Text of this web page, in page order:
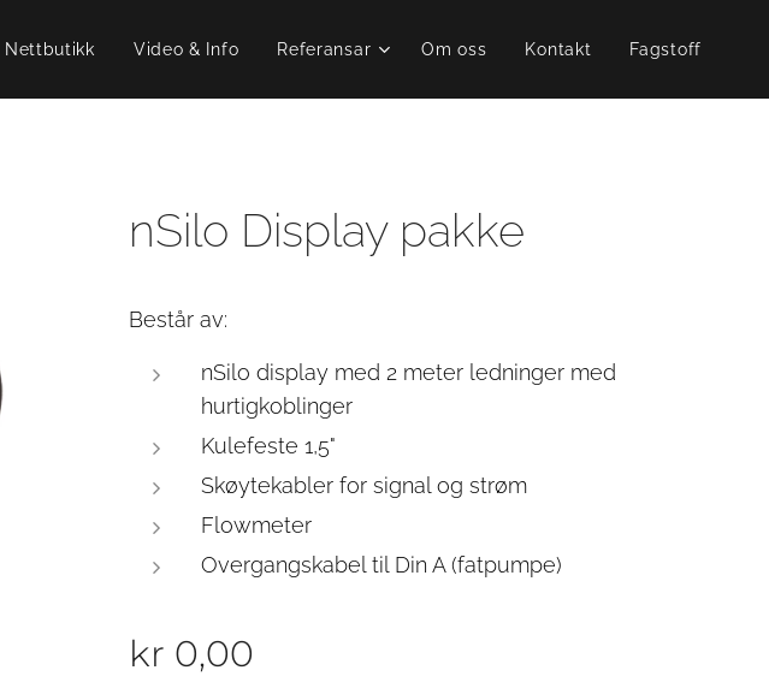
Nettbutikk Video & Info Referansar Om oss Kontakt Fagstoff
nSilo Display pakke
Består av:
nSilo display med 2 meter ledninger med
hurtigkoblinger
Kulefeste 1,5"
Skøytekabler for signal og strøm
Flowmeter
Overgangskabel til Din A (fatpumpe)
kr 0,00